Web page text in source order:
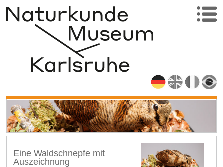
Eine Waldschnepfe mit
Auszeichnung